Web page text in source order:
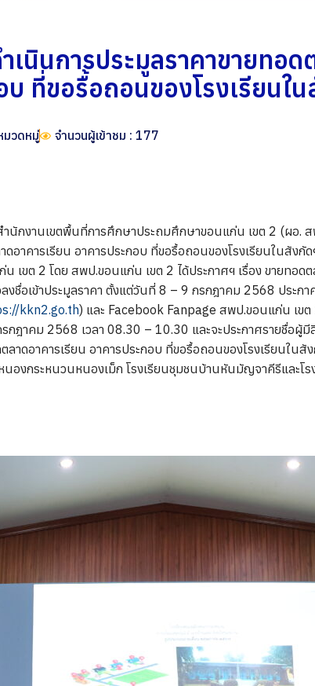
นินการประมูลราคาขายทอด
บ ที่ขอรื้อถอนของโรงเรียนใ
มวดหมู่ จำนวนผู้เข้าชม : 177
นักงานเขตพื้นที่การศึกษาประถมศึกษาขอนแก่น เขต 2 (ผอ.
าคารเรียน อาคารประกอบ ที่ขอรื้อถอนของโรงเรียนในสังกั
ขต 2 โดย สพป.ขอนแก่น เขต 2 ได้ประกาศฯ เรื่อง ขายทอด
งชื่อเข้าประมูลราคา ตั้งแต่วันที่ 8 – 9 กรกฎาคม 2568 ประก
kkn2.go.th) และ Facebook Fanpage สพป.ขอนแก่น เขต
กฎาคม 2568 เวลา 08.30 – 10.30 และจะประกาศรายชื่อผู้
าดอาคารเรียน อาคารประกอบ ที่ขอรื้อถอนของโรงเรียนใน
นองกระหนวนหนองเม็ก โรงเรียนชุมชนบ้านหันมัญจาคีรีและโ